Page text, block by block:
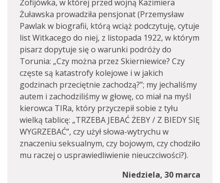
Zofijówka, w której przed wojną Kazimiera
Żuławska prowadziła pensjonat (Przemysław
Pawlak w biografii, którą wciąż podczytuję, cytuje
list Witkacego do niej, z listopada 1922, w którym
pisarz dopytuje się o warunki podróży do
Torunia: „Czy można przez Skierniewice? Czy
częste są katastrofy kolejowe i w jakich
godzinach przeciętnie zachodzą?”; my jechaliśmy
autem i zachodziliśmy w głowę, co miał na myśl
kierowca TIRa, który przyczepił sobie z tyłu
wielką tablicę: „TRZEBA JEBAĆ ŻEBY / Z BIEDY SIĘ
WYGRZEBAĆ”, czy użył słowa-wytrychu w
znaczeniu seksualnym, czy bojowym, czy chodziło
mu raczej o usprawiedliwienie nieuczciwości?).
Niedziela, 30 marca